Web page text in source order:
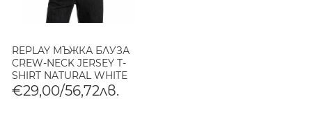
REPLAY МЪЖКА БЛУЗА
CREW-NECK JERSEY T-
SHIRT NATURAL WHITE
€29,00/56,72лв.